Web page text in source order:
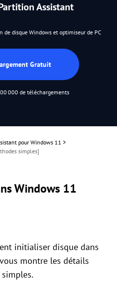
Assistant
disque Windows et optimiseur de PC
Gratuit
000 de téléchargements
pour Windows 11 >
simples]
Windows 11
initialiser disque dans
montre les détails